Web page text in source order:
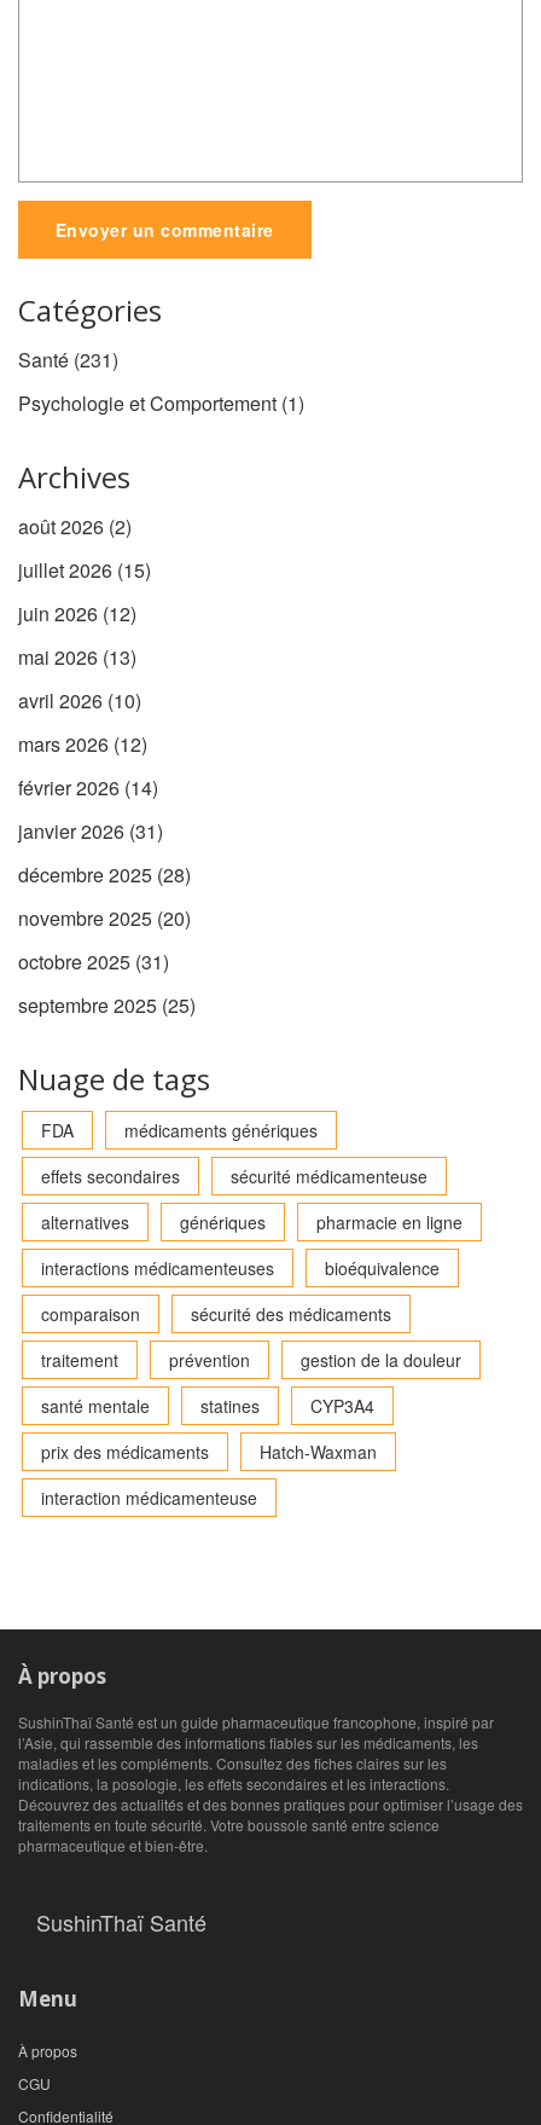
Envoyer un commentaire
Catégories
Santé (231)
Psychologie et Comportement (1)
Archives
août 2026 (2)
juillet 2026 (15)
juin 2026 (12)
mai 2026 (13)
avril 2026 (10)
mars 2026 (12)
février 2026 (14)
janvier 2026 (31)
décembre 2025 (28)
novembre 2025 (20)
octobre 2025 (31)
septembre 2025 (25)
Nuage de tags
FDA
médicaments génériques
effets secondaires
sécurité médicamenteuse
alternatives
génériques
pharmacie en ligne
interactions médicamenteuses
bioéquivalence
comparaison
sécurité des médicaments
traitement
prévention
gestion de la douleur
santé mentale
statines
CYP3A4
prix des médicaments
Hatch-Waxman
interaction médicamenteuse
À propos
SushinThaï Santé est un guide pharmaceutique francophone, inspiré par
l’Asie, qui rassemble des informations fiables sur les médicaments, les
maladies et les compléments. Consultez des fiches claires sur les
indications, la posologie, les effets secondaires et les interactions.
Découvrez des actualités et des bonnes pratiques pour optimiser l’usage des
traitements en toute sécurité. Votre boussole santé entre science
pharmaceutique et bien‑être.
SushinThaï Santé
Menu
À propos
CGU
Confidentialité